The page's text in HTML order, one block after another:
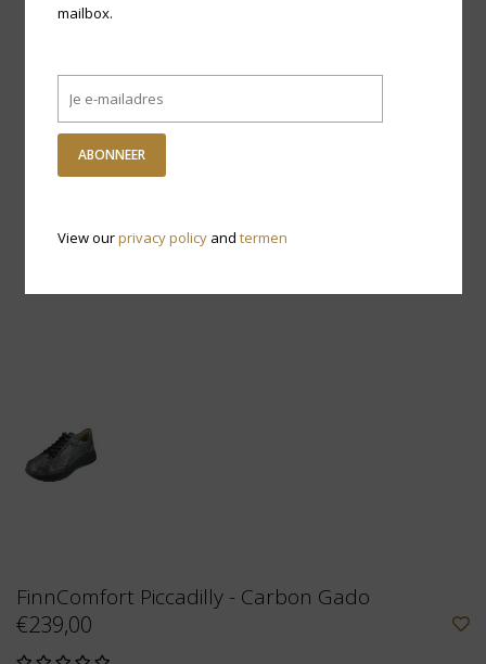
FinnComfort Piccadilly - Carbon Gado
€239,00
mailbox.
ABONNEER
View ourprivacy policyand termen